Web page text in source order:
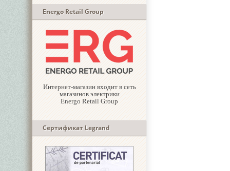
Energo Retail Group
Интернет-магазин входит в сеть
магазинов электрики
Energo Retail Group
Сертификат Legrand